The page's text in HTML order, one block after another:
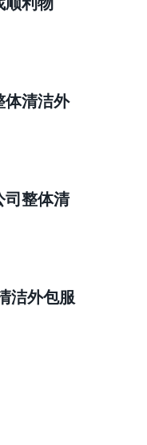
清洁外
司整体清
洁外包服